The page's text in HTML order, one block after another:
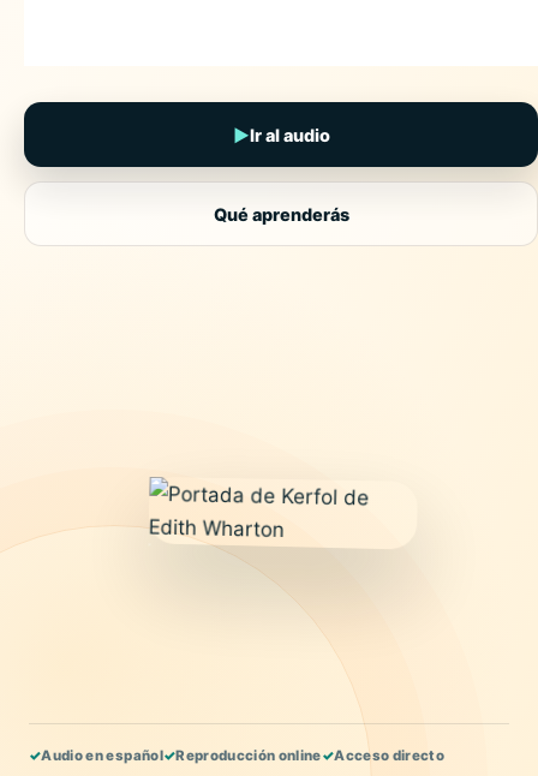
▶Ir al audio
Qué aprenderás
✓Audio en español✓Reproducción online✓Acceso directo